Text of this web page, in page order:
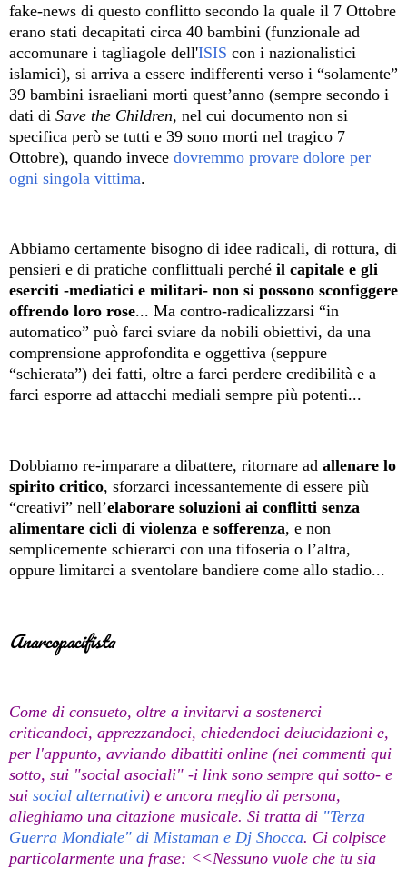
fake-news di questo conflitto secondo la quale il 7 Ottobre
erano stati decapitati circa 40 bambini (funzionale ad
accomunare i tagliagole dell'ISIS con i nazionalistici
islamici), si arriva a essere indifferenti verso i “solamente”
39 bambini israeliani morti quest’anno (sempre secondo i
dati di Save the Children, nel cui documento non si
specifica però se tutti e 39 sono morti nel tragico 7
Ottobre), quando invece dovremmo provare dolore per
ogni singola vittima.
Abbiamo certamente bisogno di idee radicali, di rottura, di
pensieri e di pratiche conflittuali perché il capitale e gli
eserciti -mediatici e militari- non si possono sconfiggere
offrendo loro rose... Ma contro-radicalizzarsi “in
automatico” può farci sviare da nobili obiettivi, da una
comprensione approfondita e oggettiva (seppure
“schierata”) dei fatti, oltre a farci perdere credibilità e a
farci esporre ad attacchi mediali sempre più potenti...
Dobbiamo re-imparare a dibattere, ritornare ad allenare lo
spirito critico, sforzarci incessantemente di essere più
“creativi” nell’elaborare soluzioni ai conflitti senza
alimentare cicli di violenza e sofferenza, e non
semplicemente schierarci con una tifoseria o l’altra,
oppure limitarci a sventolare bandiere come allo stadio...
Anarcopacifista
Come di consueto, oltre a invitarvi a sostenerci
criticandoci, apprezzandoci, chiedendoci delucidazioni e,
per l'appunto, avviando dibattiti online (nei commenti qui
sotto, sui "social asociali" -i link sono sempre qui sotto- e
sui social alternativi) e ancora meglio di persona,
alleghiamo una citazione musicale. Si tratta di "Terza
Guerra Mondiale" di Mistaman e Dj Shocca. Ci colpisce
particolarmente una frase: <<Nessuno vuole che tu sia